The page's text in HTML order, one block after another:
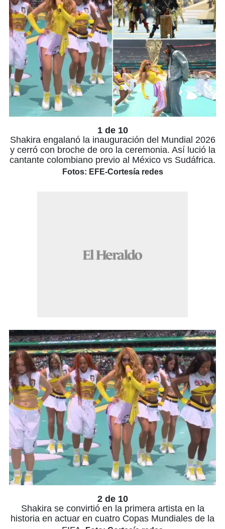
1 de 10
Shakira engalanó la inauguración del Mundial 2026
y cerró con broche de oro la ceremonia. Así lució la
cantante colombiano previo al México vs Sudáfrica.
Fotos: EFE-Cortesía redes
2 de 10
Shakira se convirtió en la primera artista en la
historia en actuar en cuatro Copas Mundiales de la